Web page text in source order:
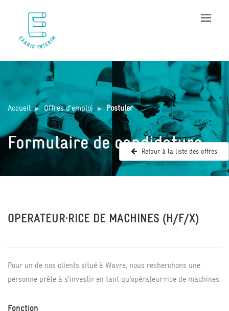
Accueil Offres d'emploi Postuler
Formulaire de candidature
Retour à la liste des offres
OPERATEUR·RICE DE MACHINES (H/F/X)
Pour un de nos clients situé à Wavre, nous recherchons une
personne prête à s'investir en tant qu’opérateur·rice de machines.
Fonction